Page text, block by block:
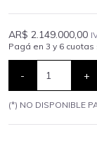
AR$ 2.149.000,00
Pagá en 3 y 6 cuotas
- +
(*) NO DISPONIBLE